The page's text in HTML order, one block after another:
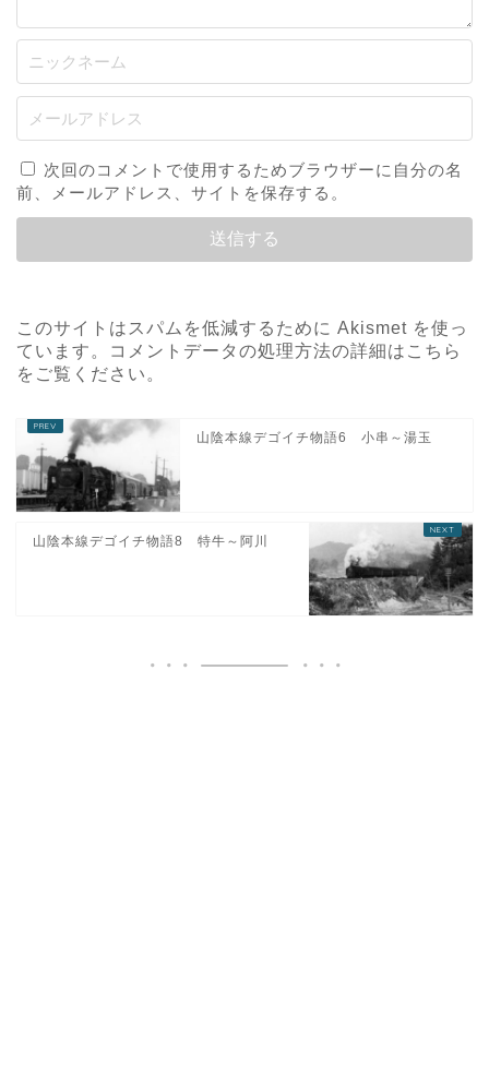
次回のコメントで使用するためブラウザーに自分の名
前、メールアドレス、サイトを保存する。
このサイトはスパムを低減するために Akismet を使っ
ています。
コメントデータの処理方法の詳細はこちら
をご覧ください 。
山陰本線デゴイチ物語6 小串～湯玉
山陰本線デゴイチ物語8 特牛～阿川